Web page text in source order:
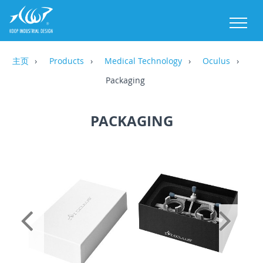
主页 Products Medical Technology
Oculus
Packaging
PACKAGING